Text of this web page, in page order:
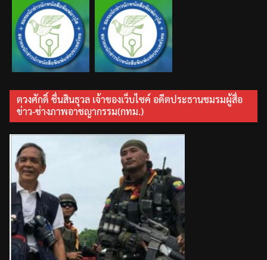
ตวงศักดิ์ ชื่นสินธุวล เจ้าของเว็บไซค์ อดีตประธานชมรมผู้สื่อ
ข่าว-ช่างภาพอาชญากรรม(กทม.)